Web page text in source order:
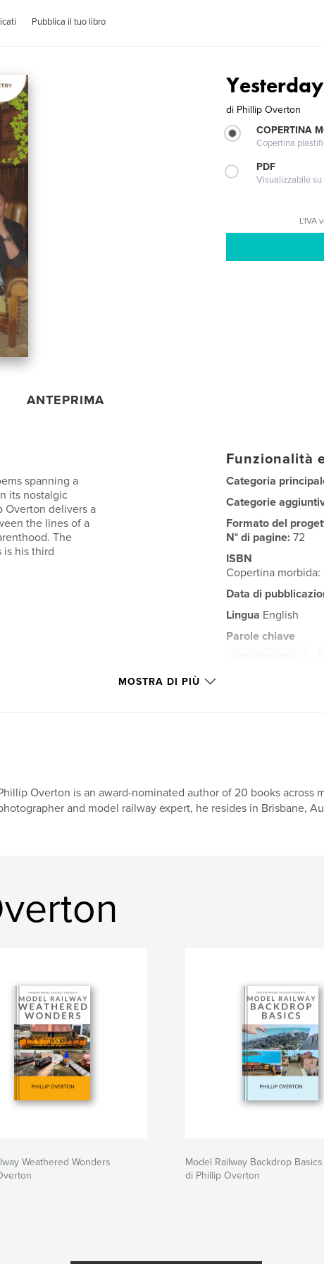
Pubblica il tuo libro
ANTEPRIMA
di Phillip Overton
COPERTINA
Copertina
PDF
Visualizzabile
L'IVA
spanning a
its nostalgic
Overton delivers a
the lines of a
The
is his third
Funzionalità
Categoria
Categorie
Formato del
N° di pagine:72
ISBN
Copertina morbida:
Data di
Lingua English
Parole chiave
MOSTRA DI PIÙ
Overton is an award-nominated author of 20 books across
and model railway expert, he resides in Brisbane,
Weathered Wonders
Model Railway Backdrop Basics
di Phillip Overton